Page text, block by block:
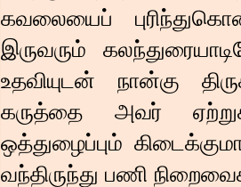
கவலையைப்
இருவரும்
உதவியுடன் நான்கு
கருத்தை அவர்
ஒத்துழைப்பும்
வந்திருந்து பணி